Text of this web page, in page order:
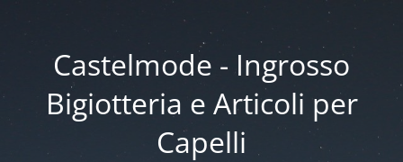
Castelmode - Ingrosso
Bigiotteria e Articoli per
Capelli